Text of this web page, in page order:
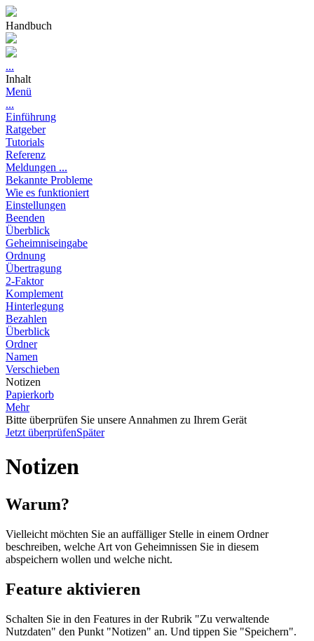
Handbuch
...
Inhalt
Menü
...
Einführung
Ratgeber
Tutorials
Referenz
Meldungen ...
Bekannte Probleme
Wie es funktioniert
Einstellungen
Beenden
Überblick
Geheimniseingabe
Ordnung
Übertragung
2-Faktor
Komplement
Hinterlegung
Bezahlen
Überblick
Ordner
Namen
Verschieben
Notizen
Papierkorb
Mehr
Bitte überprüfen Sie unsere Annahmen zu Ihrem Gerät
Jetzt überprüfenSpäter
Notizen
Warum?
Vielleicht möchten Sie an auffälliger Stelle in einem Ordner
beschreiben, welche Art von Geheimnissen Sie in diesem
abspeichern wollen und welche nicht.
Feature aktivieren
Schalten Sie in den Features in der Rubrik "Zu verwaltende
Nutzdaten" den Punkt "Notizen" an. Und tippen Sie "Speichern".